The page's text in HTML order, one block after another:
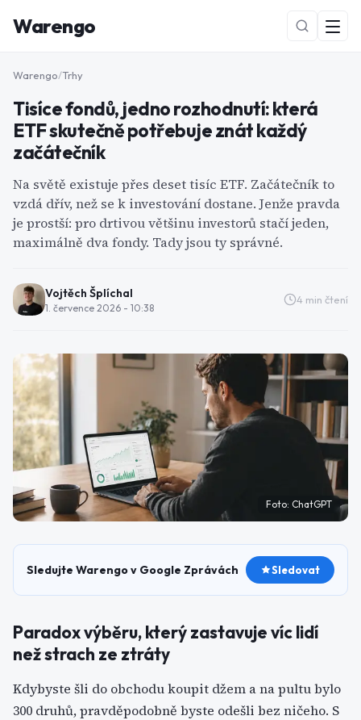
Warengo
NOVÉ
Warengo/Trhy
Tisíce fondů, jedno rozhodnutí: která
ETF skutečně potřebuje znát každý
začátečník
Na světě existuje přes deset tisíc ETF. Začátečník to
vzdá dřív, než se k investování dostane. Jenže pravda
je prostší: pro drtivou většinu investorů stačí jeden,
maximálně dva fondy. Tady jsou ty správné.
Vojtěch Šplíchal
1. července 2026 - 10:38
4 min čtení
Foto: ChatGPT
Sledujte Warengo v Google Zprávách Sledovat
Paradox výběru, který zastavuje víc lidí
než strach ze ztráty
Kdybyste šli do obchodu koupit džem a na pultu bylo
300 druhů, pravděpodobně byste odešli bez ničeho. S